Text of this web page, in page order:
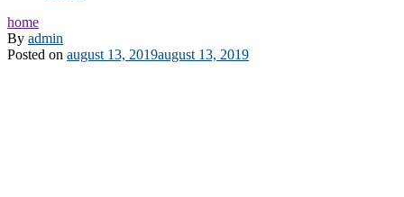
home
By admin
Posted on august 13, 2019august 13, 2019